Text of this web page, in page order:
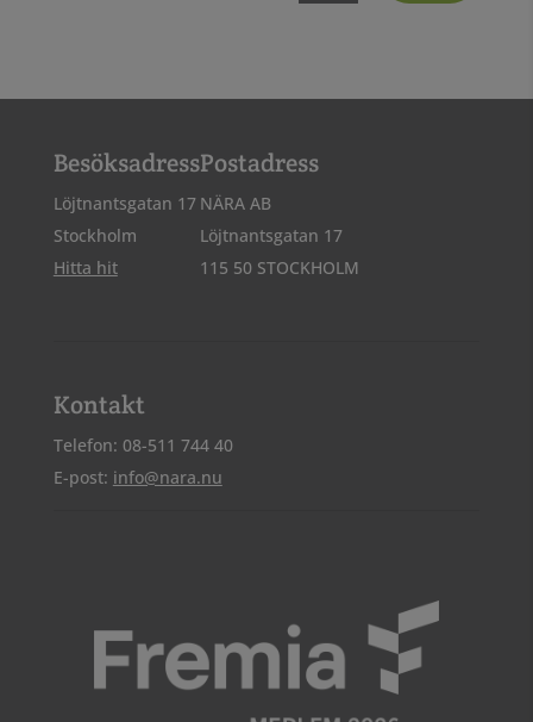
Besöksadress
Löjtnantsgatan 17
Stockholm
Hitta hit
Postadress
NÄRA AB
Löjtnantsgatan 17
115 50 STOCKHOLM
Kontakt
Telefon: 08-511 744 40
E-post: info@nara.nu